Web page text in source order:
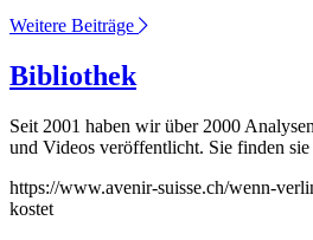
Weitere Beiträge
Bibliothek
Seit 2001 haben wir über 2000
und Videos veröffentlicht. Sie finden
https://www.avenir-suisse.ch/wenn-
kostet